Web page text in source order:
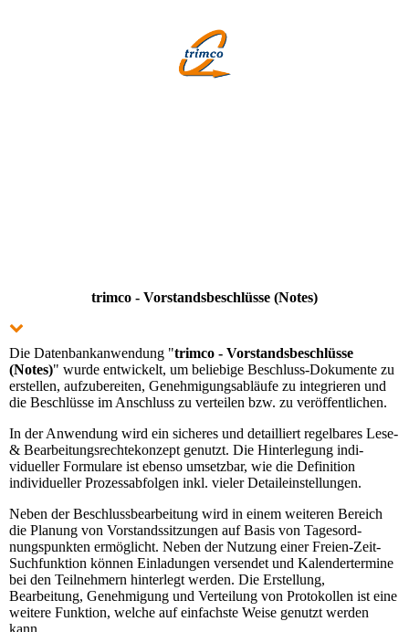
trimco - Vor­stands­be­schlüs­se (Notes)
Die Datenbankanwendung "trimco - Vor­stands­­be­schlüsse
(Notes)" wurde ent­wickelt, um beliebige Be­schluss-Doku­mente zu
erstellen, auf­zu­be­rei­ten, Geneh­mi­gungsabläufe zu in­te­grieren und
die Beschlüsse im Anschluss zu verteilen bzw. zu veröffen­t­lichen.
In der Anwen­dung wird ein sicheres und detailliert regelbares Lese-
& Bearbei­tungs­rechte­konzept ge­nutzt. Die Hinter­legung indi­
vidueller Formulare ist ebenso umsetz­bar, wie die Definition
individueller Prozess­ab­folgen inkl. vieler Detail­ein­stel­lungen.
Neben der Beschluss­­bearbeitung wird in einem weite­ren Bereich
die Planung von Vorstandssitzungen auf Basis von Ta­ges­­­ord­
nungspunkten er­mög­licht. Neben der Nutzung einer Freien-Zeit-
Suchfunktion können Einla­dun­­gen versendet und Kalendertermine
bei den Teil­nehmern hinterlegt wer­den. Die Erstellung,
Bearbeitung, Genehmigung und Verteilung von Protokollen ist eine
weitere Funktion, welche auf einfachste Weise ge­nutzt werden
kann.